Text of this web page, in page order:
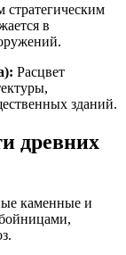
в
Расцвет
зданий.
древних
каменные и